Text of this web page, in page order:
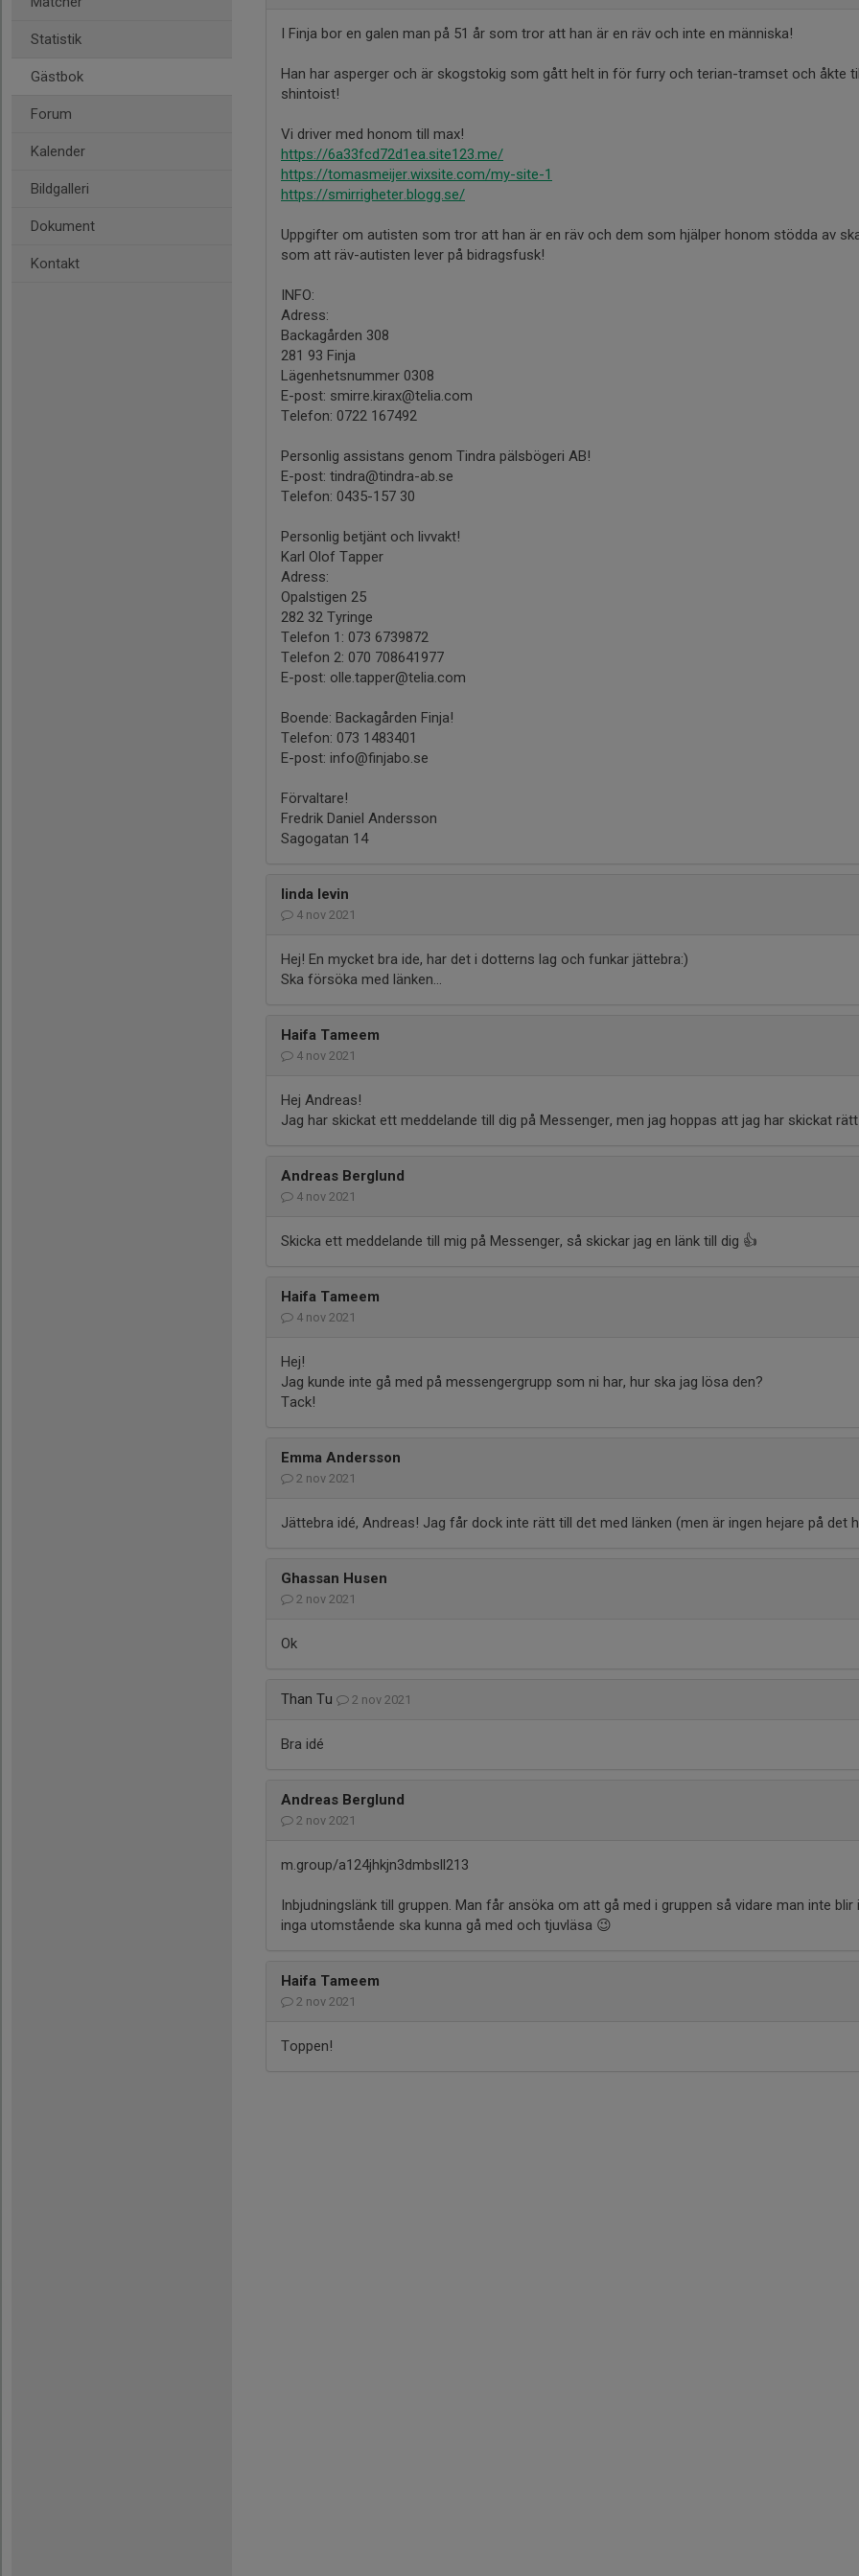
Statistik
Gästbok
Forum
Kalender
Bildgalleri
Dokument
Kontakt
I Finja bor en galen man på 51 år som tror att han är en räv och inte en människa!
Han har asperger och är skogstokig som gått helt in för furry och terian-tramset och åkte
shintoist!
Vi driver med honom till max!
https://6a33fcd72d1ea.site123.me/
https://tomasmeijer.wixsite.com/my-site-1
https://smirrigheter.blogg.se/
Uppgifter om autisten som tror att han är en räv och dem som hjälper honom stödda av
som att räv-autisten lever på bidragsfusk!
INFO:
Adress:
Backagården 308
281 93 Finja
Lägenhetsnummer 0308
E-post: smirre.kirax@telia.com
Telefon: 0722 167492
Personlig assistans genom Tindra pälsbögeri AB!
E-post: tindra@tindra-ab.se
Telefon: 0435-157 30
Personlig betjänt och livvakt!
Karl Olof Tapper
Adress:
Opalstigen 25
282 32 Tyringe
Telefon 1: 073 6739872
Telefon 2: 070 708641977
E-post: olle.tapper@telia.com
Boende: Backagården Finja!
Telefon: 073 1483401
E-post: info@finjabo.se
Förvaltare!
Fredrik Daniel Andersson
Sagogatan 14
linda levin
4 nov 2021
Hej! En mycket bra ide, har det i dotterns lag och funkar jättebra:)
Ska försöka med länken...
Haifa Tameem
4 nov 2021
Hej Andreas!
Jag har skickat ett meddelande till dig på Messenger, men jag hoppas att jag har skickat
Andreas Berglund
4 nov 2021
Skicka ett meddelande till mig på Messenger, så skickar jag en länk till dig 👍
Haifa Tameem
4 nov 2021
Hej!
Jag kunde inte gå med på messengergrupp som ni har, hur ska jag lösa den?
Tack!
Emma Andersson
2 nov 2021
Jättebra idé, Andreas! Jag får dock inte rätt till det med länken (men är ingen hejare på det
Ghassan Husen
2 nov 2021
Ok
Than Tu 2 nov 2021
Bra idé
Andreas Berglund
2 nov 2021
m.group/a124jhkjn3dmbsll213
Inbjudningslänk till gruppen. Man får ansöka om att gå med i gruppen så vidare man inte
inga utomstående ska kunna gå med och tjuvläsa 😉
Haifa Tameem
2 nov 2021
Toppen!